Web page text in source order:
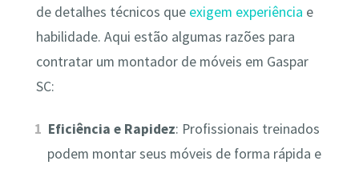
de detalhes técnicos que exigem experiência e
habilidade. Aqui estão algumas razões para
contratar um montador de móveis em Gaspar
SC:
Eficiência e Rapidez: Profissionais treinados
podem montar seus móveis de forma rápida e